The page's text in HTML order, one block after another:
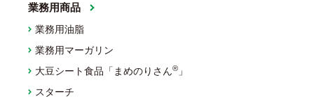
業務用商品
業務用油脂
業務用マーガリン
大豆シート食品「まめのりさん® 」
スターチ